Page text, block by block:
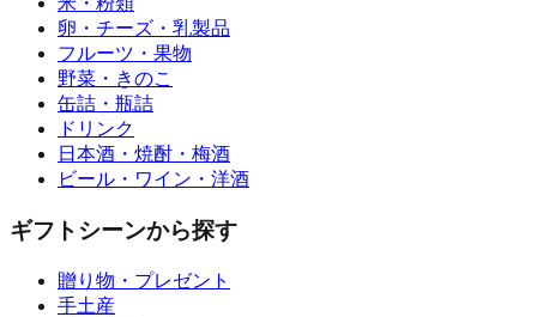
卵・チーズ・乳製品
フルーツ・果物
野菜・きのこ
缶詰・瓶詰
ドリンク
日本酒・焼酎・梅酒
ビール・ワイン・洋酒
ギフトシーンから探す
贈り物・プレゼント
手土産